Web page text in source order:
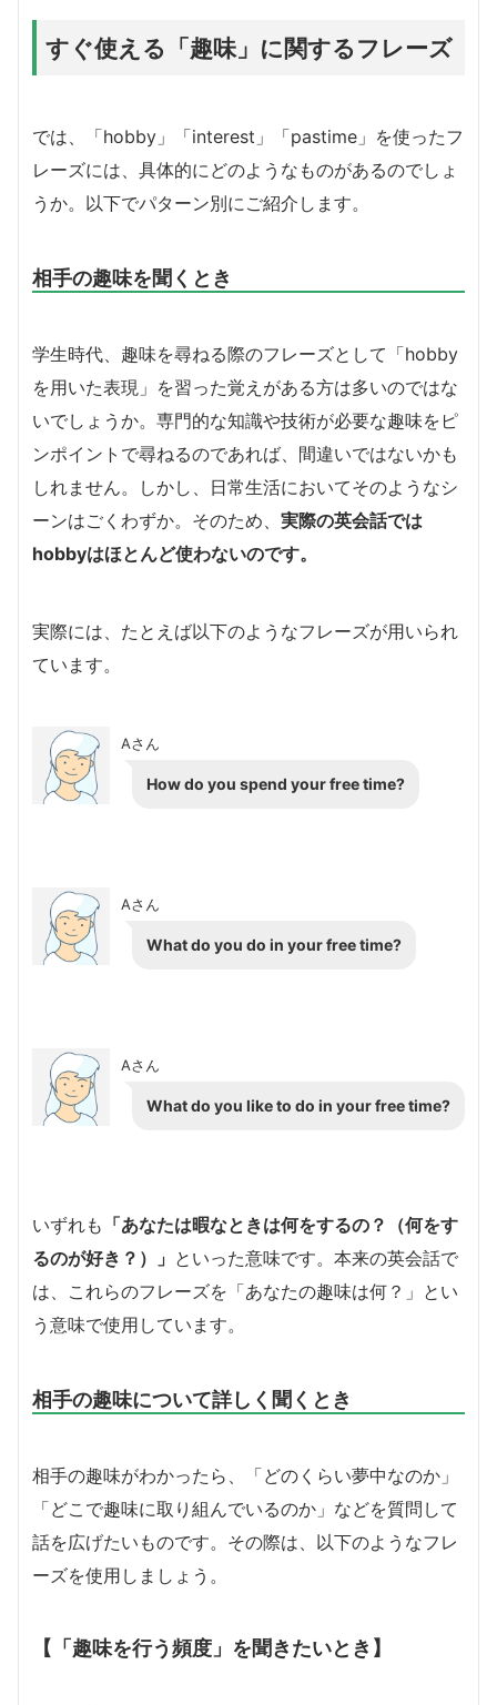
すぐ使える「趣味」に関するフレーズ
では、「hobby」「interest」「pastime」を使ったフ
レーズには、具体的にどのようなものがあるのでしょ
うか。以下でパターン別にご紹介します。
相手の趣味を聞くとき
学生時代、趣味を尋ねる際のフレーズとして「hobby
を用いた表現」を習った覚えがある方は多いのではな
いでしょうか。専門的な知識や技術が必要な趣味をピ
ンポイントで尋ねるのであれば、間違いではないかも
しれません。しかし、日常生活においてそのようなシ
ーンはごくわずか。そのため、 実際の英会話では
hobbyはほとんど使わないのです。
実際には、たとえば以下のようなフレーズが用いられ
ています。
Aさん
How do you spend your free time?
Aさん
What do you do in your free time?
Aさん
What do you like to do in your free time?
いずれも 「あなたは暇なときは何をするの？（何をす
るのが好き？）」 といった意味です。本来の英会話で
は、これらのフレーズを「あなたの趣味は何？」とい
う意味で使用しています。
相手の趣味について詳しく聞くとき
相手の趣味がわかったら、「どのくらい夢中なのか」
「どこで趣味に取り組んでいるのか」などを質問して
話を広げたいものです。その際は、以下のようなフレ
ーズを使用しましょう。
【「趣味を行う頻度」を聞きたいとき】